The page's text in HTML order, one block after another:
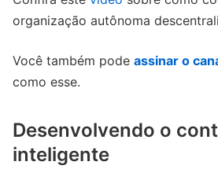
organização autônoma
Você também pode assinar o
como esse.
Desenvolvendo o
inteligente